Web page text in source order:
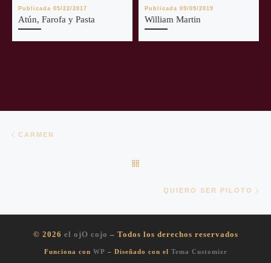
Publicada05/22/2017
Atún, Farofa y Pasta
Publicada09/09/2019
William Martin
CARMEN
QUIERO SER PILOTO
© 2026 el ojO cojo – Todos los derechos reservados
Funciona con WP – Diseñado con el Tema Customizr